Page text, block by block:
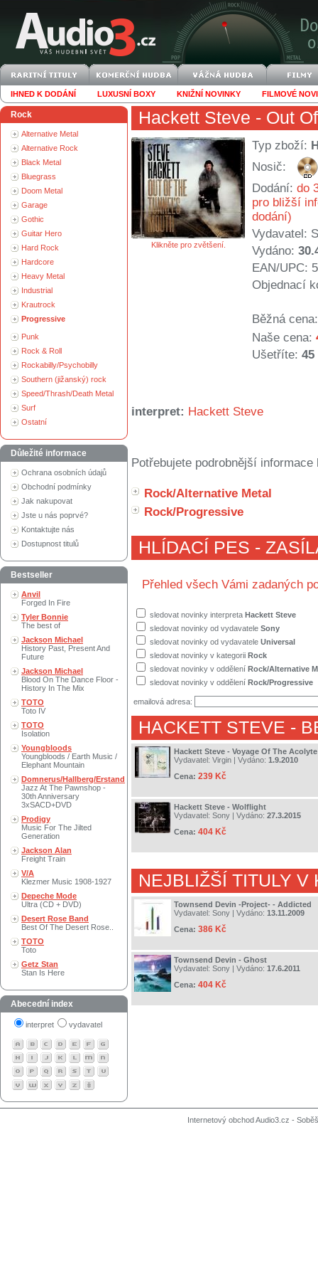
IHNED K DODÁNÍ LUXUSNÍ BOXY KNIŽNÍ NOVINKY FILMOVÉ
Rock
Alternative Metal
Alternative Rock
Black Metal
Bluegrass
Doom Metal
Garage
Gothic
Guitar Hero
Hard Rock
Hardcore
Heavy Metal
Industrial
Krautrock
Progressive
Punk
Rock & Roll
Rockabilly/Psychobilly
Southern (jižanský) rock
Speed/Thrash/Death Metal
Surf
Ostatní
Důležité informace
Ochrana osobních údajů
Obchodní podmínky
Jak nakupovat
Jste u nás poprvé?
Kontaktujte nás
Dostupnost titulů
Bestseller
Anvil
Forged In Fire
Tyler Bonnie
The best of
Jackson Michael
History Past, Present And
Future
Jackson Michael
Blood On The Dance Floor -
History In The Mix
TOTO
Toto IV
TOTO
Isolation
Youngbloods
Youngbloods / Earth Music /
Elephant Mountain
Domnerus/Hallberg/Erstand
Jazz At The Pawnshop -
30th Anniversary
3xSACD+DVD
Prodigy
Music For The Jilted
Generation
Jackson Alan
Freight Train
V/A
Klezmer Music 1908-1927
Depeche Mode
Ultra (CD + DVD)
Desert Rose Band
Best Of The Desert Rose..
TOTO
Toto
Getz Stan
Stan Is Here
Abecední index
interpret vydavatel
Hackett Steve - Out
Klikněte pro zvětšení.
Typ zboží:
Nosič:
Dodání: do
pro bližší
dodání)
Vydavatel:
Vydáno:
EAN/UPC:
Objednací
Běžná cena:
Naše cena:
Ušetříte: 45
interpret: Hackett Steve
Potřebujete podrobnější
Rock/Alternative Metal
Rock/Progressive
HLÍDACÍ PES -
Přehled všech Vámi zadaných
sledovat novinky interpreta Hackett Steve
sledovat novinky od vydavatele Sony
sledovat novinky od vydavatele Universal
sledovat novinky v kategorii Rock
sledovat novinky v oddělení Rock/Alternative
sledovat novinky v oddělení Rock/Progressive
emailová adresa:
HACKETT STEVE -
Hackett Steve - Voyage Of The Acolyte
Vydavatel: Virgin | Vydáno: 1.9.2010
Cena: 239 Kč
Hackett Steve - Wolflight
Vydavatel: Sony | Vydáno: 27.3.2015
Cena: 404 Kč
NEJBLIŽŠÍ TITULY V
Townsend Devin -Project- - Addicted
Vydavatel: Sony | Vydáno: 13.11.2009
Cena: 386 Kč
Townsend Devin - Ghost
Vydavatel: Sony | Vydáno: 17.6.2011
Cena: 404 Kč
Internetový obchod Audio3.cz -